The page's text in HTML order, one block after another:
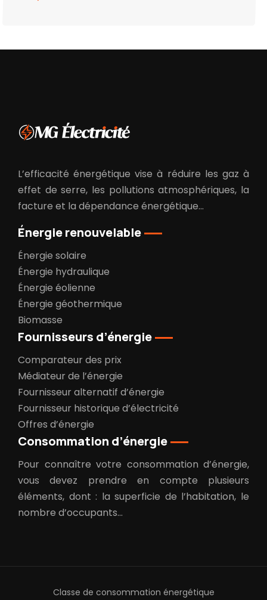
L’efficacité énergétique vise à réduire les gaz à
effet de serre, les pollutions atmosphériques, la
facture et la dépendance énergétique…
Énergie renouvelable
Énergie solaire
Énergie hydraulique
Énergie éolienne
Énergie géothermique
Biomasse
Fournisseurs d’énergie
Comparateur des prix
Médiateur de l’énergie
Fournisseur alternatif d’énergie
Fournisseur historique d’électricité
Offres d’énergie
Consommation d’énergie
Pour connaître votre consommation d’énergie,
vous devez prendre en compte plusieurs
éléments, dont : la superficie de l’habitation, le
nombre d’occupants…
Classe de consommation énergétique